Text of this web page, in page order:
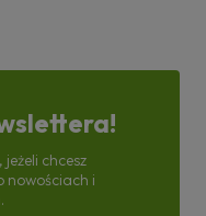
chcesz
i